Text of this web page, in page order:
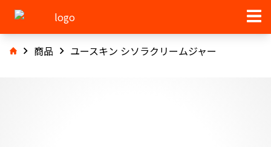
商品 ユースキン シソラクリームジャー